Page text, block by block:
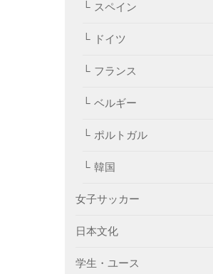
スペイン
ドイツ
フランス
ベルギー
ポルトガル
韓国
女子サッカー
日本文化
学生・ユース